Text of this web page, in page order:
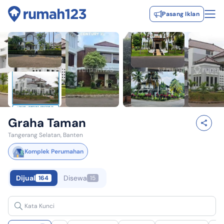
Pasang Iklan
Graha Taman
Tangerang Selatan, Banten
Komplek Perumahan
Dijual 164 Disewa 15